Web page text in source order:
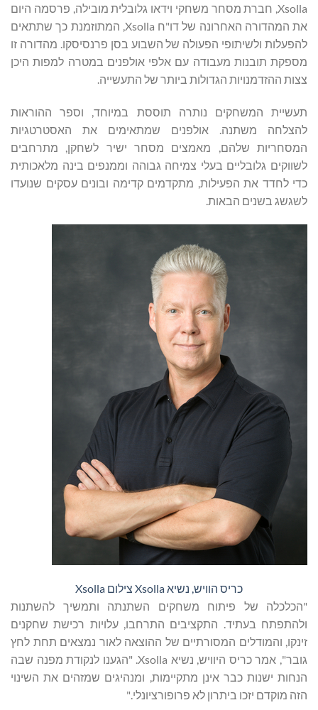
Xsolla, חברת מסחר משחקי וידאו גלובלית מובילה, פרסמה היום
את המהדורה האחרונה של דו"ח Xsolla, המתוזמנת כך שתתאים
להפעלות ולשיתופי הפעולה של השבוע בסן פרנסיסקו. מהדורה זו
מספקת תובנות מעבודה עם אלפי אולפנים במטרה למפות היכן
צצות ההזדמנויות הגדולות ביותר של התעשייה.
תעשיית המשחקים נותרה תוססת במיוחד, וספר ההוראות
להצלחה משתנה. אולפנים שמתאימים את האסטרטגיות
המסחריות שלהם, מאמצים מסחר ישיר לשחקן, מתרחבים
לשווקים גלובליים בעלי צמיחה גבוהה וממנפים בינה מלאכותית
כדי לחדד את הפעילות, מתקדמים קדימה ובונים עסקים שנועדו
לשגשג בשנים הבאות.
כריס הוויש, נשיא Xsolla צילום Xsolla
"הכלכלה של פיתוח משחקים השתנתה ותמשיך להשתנות
ולהתפתח בעתיד. התקציבים התרחבו, עלויות רכישת שחקנים
זינקו, והמודלים המסורתיים של ההוצאה לאור נמצאים תחת לחץ
גובר", אמר כריס היוויש, נשיא Xsolla. "הגענו לנקודת מפנה שבה
הנחות ישנות כבר אינן מתקיימות, ומנהיגים שמזהים את השינוי
הזה מוקדם יזכו ביתרון לא פרופורציונלי."